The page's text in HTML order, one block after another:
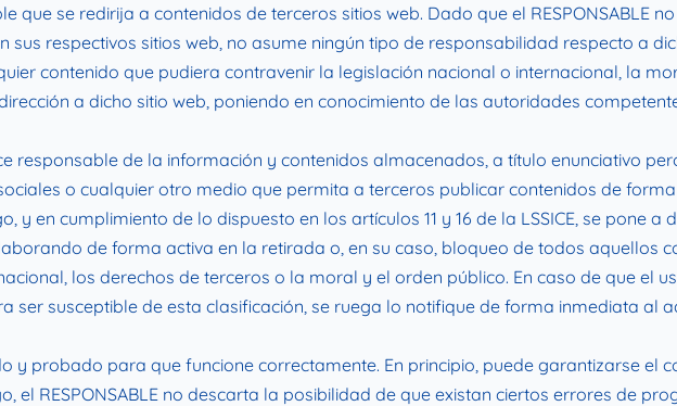
que se redirija a contenidos de terceros sitios web. Dado que el RESPONSABLE
sus respectivos sitios web, no asume ningún tipo de responsabilidad respecto a
contenido que pudiera contravenir la legislación nacional o internacional, la
a dicho sitio web, poniendo en conocimiento de las autoridades
responsable de la información y contenidos almacenados, a título enunciativo
o cualquier otro medio que permita a terceros publicar contenidos de
y en cumplimiento de lo dispuesto en los artículos 11 y 16 de la LSSICE, se pone
de forma activa en la retirada o, en su caso, bloqueo de todos aquellos
los derechos de terceros o la moral y el orden público. En caso de que el
ser susceptible de esta clasificación, se ruega lo notifique de forma inmediata al
y probado para que funcione correctamente. En principio, puede garantizarse el
el RESPONSABLE no descarta la posibilidad de que existan ciertos errores de